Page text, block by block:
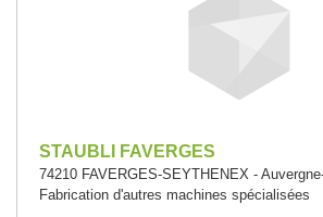
STAUBLI FAVERGES
74210 FAVERGES-SEYTHENEX -
Fabrication d'autres machines spécialisées